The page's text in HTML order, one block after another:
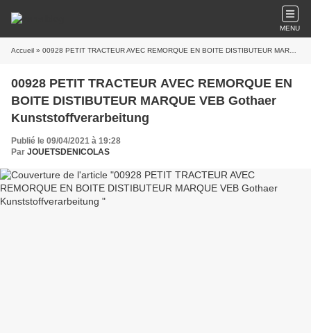
MENU
Accueil » 00928 PETIT TRACTEUR AVEC REMORQUE EN BOITE DISTIBUTEUR MARQUE VEB Gothaer Kunststoffverarbeitung
00928 PETIT TRACTEUR AVEC REMORQUE EN
BOITE DISTIBUTEUR MARQUE VEB Gothaer
Kunststoffverarbeitung
Publié le 09/04/2021 à 19:28
Par JOUETSDENICOLAS